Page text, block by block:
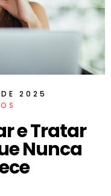
2025
e Tratar
Nunca